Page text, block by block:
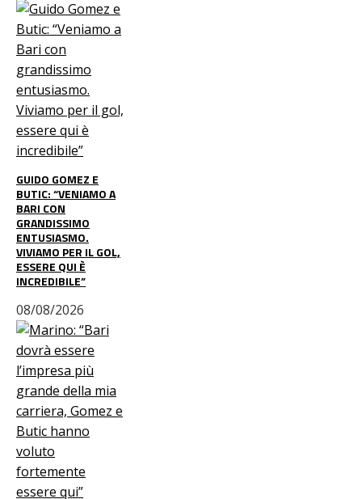
GUIDO GOMEZ E
BUTIC: “VENIAMO A
BARI CON
GRANDISSIMO
ENTUSIASMO.
VIVIAMO PER IL GOL,
ESSERE QUI È
INCREDIBILE”
08/08/2026